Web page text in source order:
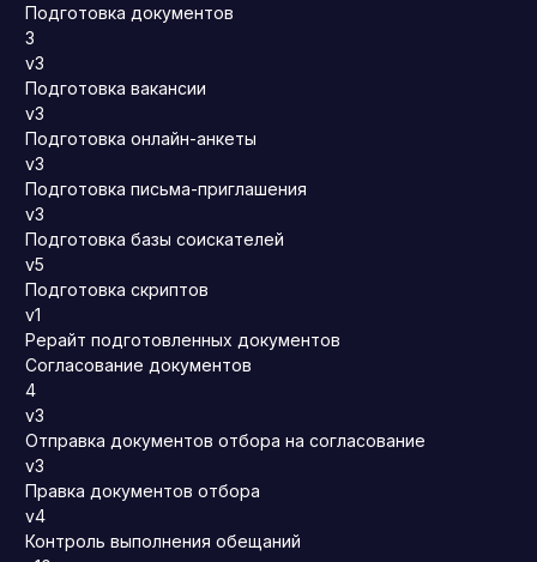
Подготовка документов
3
v3
Подготовка вакансии
v3
Подготовка онлайн-анкеты
v3
Подготовка письма-приглашения
v3
Подготовка базы соискателей
v5
Подготовка скриптов
v1
Рерайт подготовленных документов
Согласование документов
4
v3
Отправка документов отбора на согласование
v3
Правка документов отбора
v4
Контроль выполнения обещаний